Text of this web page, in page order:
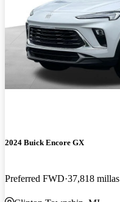
2024 Buick Encore GX
Preferred FWD 37,818 millas